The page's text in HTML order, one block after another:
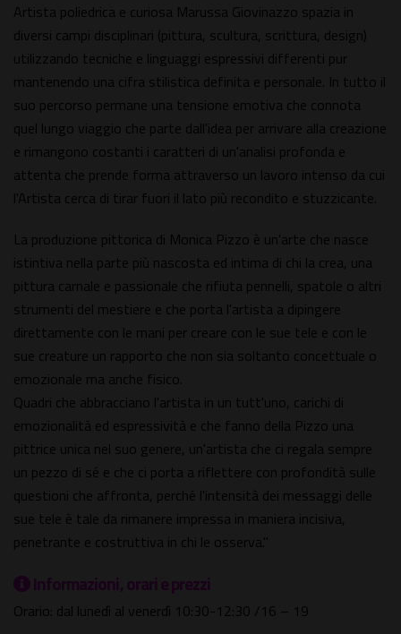
Artista poliedrica e curiosa Marussa Giovinazzo spazia in
diversi campi disciplinari (pittura, scultura, scrittura, design)
utilizzando tecniche e linguaggi espressivi differenti pur
mantenendo una cifra stilistica definita e personale. In tutto il
suo percorso permane una tensione emotiva che connota
quel lungo viaggio che parte dall'idea per arrivare alla creazione
e rimangono costanti i caratteri di un'analisi profonda e
attenta che prende forma attraverso un lavoro intenso da cui
l'Artista cerca di tirar fuori il lato più recondito e stuzzicante.
La produzione pittorica di Monica Pizzo è un'arte che nasce
istintiva nella parte più nascosta ed intima di chi la crea, una
pittura carnale e passionale che rifiuta pennelli, spatole o altri
strumenti del mestiere e che porta l'artista a dipingere
direttamente con le mani per creare con le sue tele e con le
sue creature un rapporto che non sia soltanto concettuale o
emozionale ma anche fisico.
Quadri che abbracciano l'artista in un tutt'uno, carichi di
emozionalità ed espressività e che fanno della Pizzo una
pittrice unica nel suo genere, un'artista che ci regala sempre
un pezzo di sé e che ci porta a riflettere con profondità sulle
questioni che affronta, perché l'intensità dei messaggi delle
sue tele è tale da rimanere impressa in maniera incisiva,
penetrante e costruttiva in chi le osserva."
Informazioni, orari e prezzi
Orario: dal lunedì al venerdì 10:30-12:30 /16 – 19